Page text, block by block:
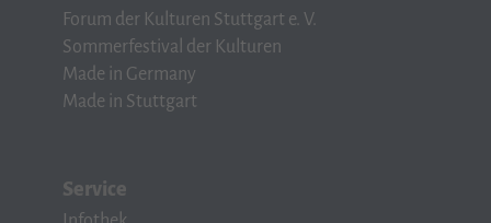
Forum der Kulturen Stuttgart e. V.
Sommerfestival der Kulturen
Made in Germany
Made in Stuttgart
Service